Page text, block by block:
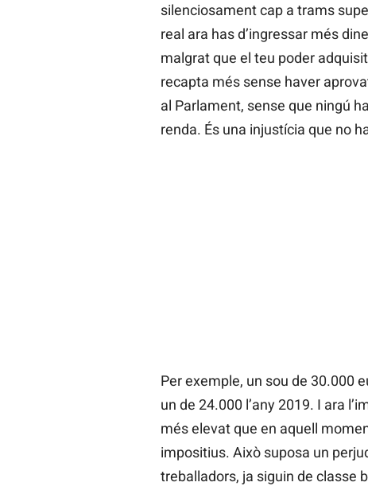
silenciosament cap a trams
real ara has d’ingressar més
malgrat que el teu poder
recapta més sense haver
al Parlament, sense que ningú
renda. És una injustícia que no
Per exemple, un sou de 30.000
un de 24.000 l’any 2019. I ara
més elevat que en aquell
impositius. Això suposa un
treballadors, ja siguin de classe